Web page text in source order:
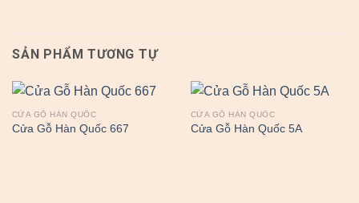
SẢN PHẨM TƯƠNG TỰ
CỬA GỖ HÀN QUỐC
Cửa Gỗ Hàn Quốc 667
CỬA GỖ HÀN QUỐC
Cửa Gỗ Hàn Quốc 5A